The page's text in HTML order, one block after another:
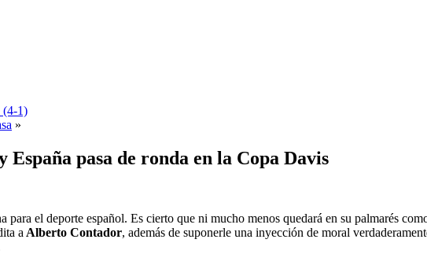
(4-1)
»
pasa de ronda en la Copa Davis
para el deporte español. Es cierto que ni mucho menos quedará en su palmarés
a Alberto Contador, además de suponerle una inyección de moral